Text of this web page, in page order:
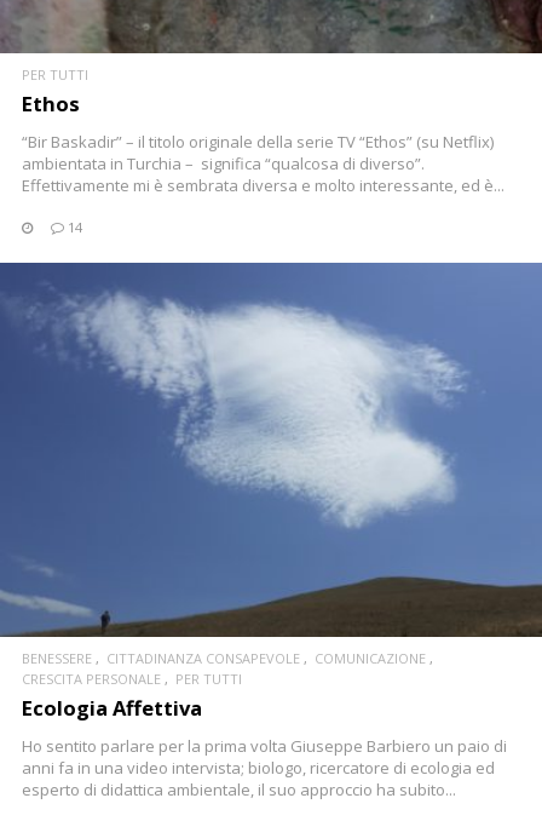
PER TUTTI
Ethos
“Bir Baskadir” – il titolo originale della serie TV “Ethos” (su Netflix)
ambientata in Turchia – significa “qualcosa di diverso”.
Effettivamente mi è sembrata diversa e molto interessante, ed è...
14
CONTINUA
BENESSERE CITTADINANZA CONSAPEVOLE
COMUNICAZIONE
CRESCITA PERSONALE
PER TUTTI
Ecologia Affettiva
Ho sentito parlare per la prima volta Giuseppe Barbiero un paio di
anni fa in una video intervista; biologo, ricercatore di ecologia ed
esperto di didattica ambientale, il suo approccio ha subito...